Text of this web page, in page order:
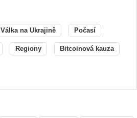
Válka na Ukrajině Počasí
Regiony Bitcoinová kauza